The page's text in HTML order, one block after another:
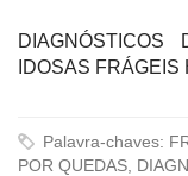
DIAGNÓSTICOS
IDOSAS
Palavra-chaves:
POR QUEDAS,